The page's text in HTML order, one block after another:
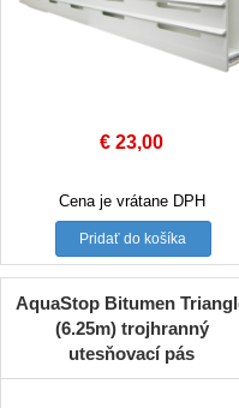
€ 23,00
Cena je vrátane DPH
Pridať do košíka
AquaStop Bitumen
(6.25m) trojhranný
utesňovací pás